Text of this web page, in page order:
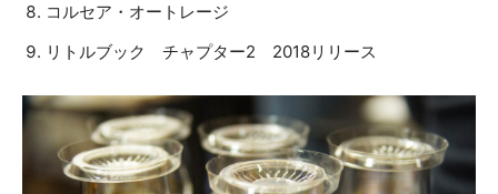
コルセア・オートレージ
リトルブック チャプター2 2018リリース